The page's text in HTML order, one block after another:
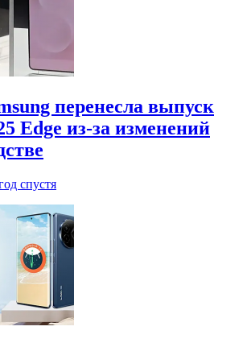
перенесла выпуск
Edge из-за изменений
спустя